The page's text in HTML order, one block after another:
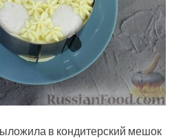
в кондитерский мешок